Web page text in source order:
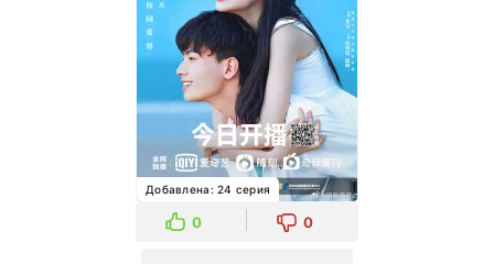
Добавлена: 24 серия
0 0